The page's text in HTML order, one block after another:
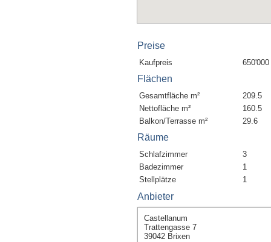
Preise
Kaufpreis 650'000
Flächen
Gesamtfläche m²
209.5
Nettofläche m²
160.5
Balkon/Terrasse m²
29.6
Räume
Schlafzimmer
3
Badezimmer
1
Stellplätze
1
Anbieter
Castellanum
Trattengasse 7
39042 Brixen